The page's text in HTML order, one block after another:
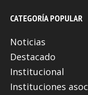
CATEGORÍA POPULAR
Noticias
Destacado
Institucional
Instituciones